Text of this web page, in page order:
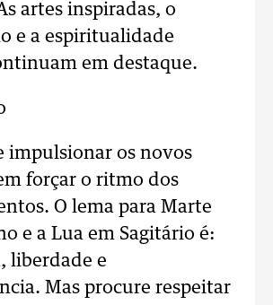
artes inspiradas, o
e a espiritualidade
em destaque.
impulsionar os novos
forçar o ritmo dos
O lema para Marte
e a Lua em Sagitário é:
liberdade e
Mas procure respeitar